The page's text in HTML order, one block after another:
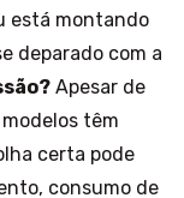
está montando
deparado com a
Apesar de
têm
certa pode
consumo de